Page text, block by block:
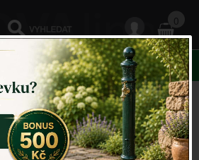
0
KATEGORIE
Vonné svíčky ve skle->Sojová
MAHOGANY se 3 knoty